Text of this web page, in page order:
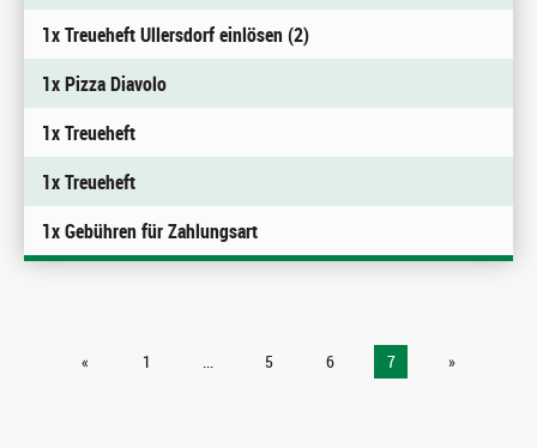
1x Treueheft Ullersdorf einlösen (2)
1x Pizza Diavolo
1x Treueheft
1x Treueheft
1x Gebühren für Zahlungsart
« 1 ... 5 6 7 »